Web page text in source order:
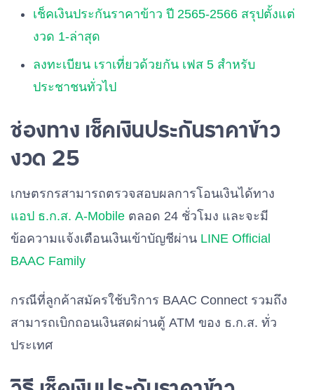
เช็คเงินประกันราคาข้าว ปี 2565-2566 สรุปตั้งแต่
งวด 1-ล่าสุด
ลงทะเบียน เราเที่ยวด้วยกัน เฟส 5 สำหรับ
ประชาชนทั่วไป
ช่องทาง เช็คเงินประกันราคาข้าว
งวด 25
เกษตรกรสามารถตรวจสอบผลการโอนเงินได้ทาง
แอป ธ.ก.ส. A-Mobile ตลอด 24 ชั่วโมง และจะมี
ข้อความแจ้งเตือนเงินเข้าบัญชีผ่าน LINE Official
BAAC Family
กรณีที่ลูกค้าสมัครใช้บริการ BAAC Connect รวมถึง
สามารถเบิกถอนเงินสดผ่านตู้ ATM ของ ธ.ก.ส. ทั่ว
ประเทศ